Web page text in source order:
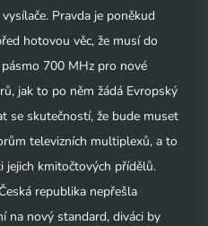
Pravda je poněkud
hotovou věc, že musí do
700 MHz pro nové
jak to po něm žádá Evropský
se skutečností, že bude muset
televizních multiplexů, a to
kmitočtových přídělů.
republika nepřešla
na nový standard, diváci by